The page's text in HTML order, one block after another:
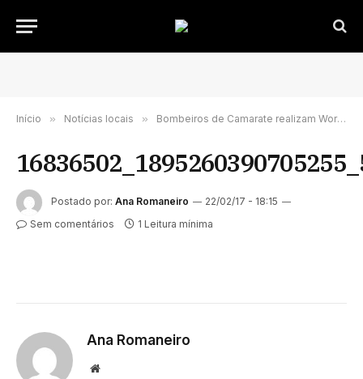
Início » Notícias locais » Bombeiros de Camarate realizam Workshop “Contacto com a pessoa Surda no pré- hospitalar”
Postado por: Ana Romaneiro
22/02/17 - 18:15
Sem comentários
1 Leitura mínima
Ana Romaneiro
Website